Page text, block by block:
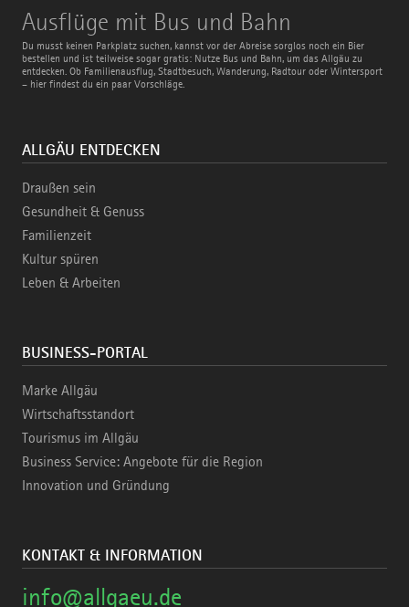
Ausflüge mit Bus und Bahn
Du musst keinen Parkplatz suchen, kannst vor der Abreise sorglos noch ein Bier
bestellen und ist teilweise sogar gratis: Nutze Bus und Bahn, um das Allgäu zu
entdecken. Ob Familienausflug, Stadtbesuch, Wanderung, Radtour oder Wintersport
– hier findest du ein paar Vorschläge.
Ausflüge
mit
Bus
und
Bahn
ALLGÄU ENTDECKEN
Draußen sein
Gesundheit & Genuss
Familienzeit
Kultur spüren
Leben & Arbeiten
BUSINESS-PORTAL
Marke Allgäu
Wirtschaftsstandort
Tourismus im Allgäu
Business Service: Angebote für die Region
Innovation und Gründung
KONTAKT & INFORMATION
info@allgaeu.de